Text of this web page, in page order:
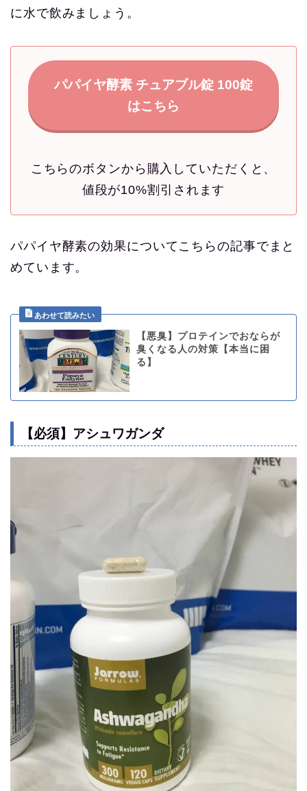
に水で飲みましょう。
パパイヤ酵素 チュアブル錠 100錠
はこちら
こちらのボタンから購入していただくと、
値段が10%割引されます
パパイヤ酵素の効果についてこちらの記事でまと
めています。
【悪臭】プロテインでおならが
臭くなる人の対策【本当に困
る】
【必須】アシュワガンダ